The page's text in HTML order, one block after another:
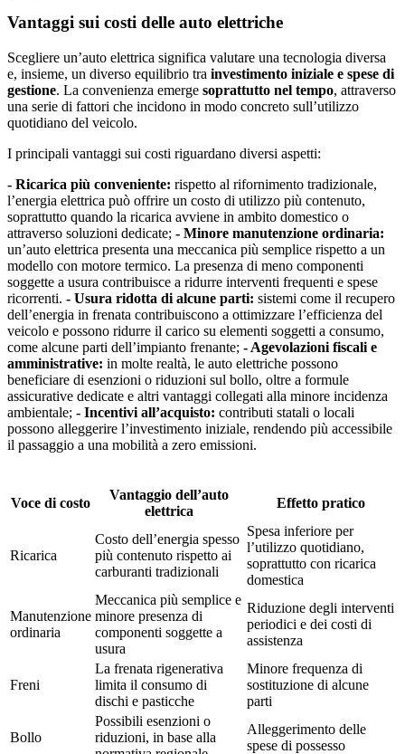
Vantaggi sui costi delle auto elettriche
Scegliere un’auto elettrica significa valutare una tecnologia diversa
e, insieme, un diverso equilibrio tra investimento iniziale e spese di
gestione. La convenienza emerge soprattutto nel tempo, attraverso
una serie di fattori che incidono in modo concreto sull’utilizzo
quotidiano del veicolo.
I principali vantaggi sui costi riguardano diversi aspetti:
- Ricarica più conveniente: rispetto al rifornimento tradizionale,
l’energia elettrica può offrire un costo di utilizzo più contenuto,
soprattutto quando la ricarica avviene in ambito domestico o
attraverso soluzioni dedicate; - Minore manutenzione ordinaria:
un’auto elettrica presenta una meccanica più semplice rispetto a un
modello con motore termico. La presenza di meno componenti
soggette a usura contribuisce a ridurre interventi frequenti e spese
ricorrenti. - Usura ridotta di alcune parti: sistemi come il recupero
dell’energia in frenata contribuiscono a ottimizzare l’efficienza del
veicolo e possono ridurre il carico su elementi soggetti a consumo,
come alcune parti dell’impianto frenante; - Agevolazioni fiscali e
amministrative: in molte realtà, le auto elettriche possono
beneficiare di esenzioni o riduzioni sul bollo, oltre a formule
assicurative dedicate e altri vantaggi collegati alla minore incidenza
ambientale; - Incentivi all’acquisto: contributi statali o locali
possono alleggerire l’investimento iniziale, rendendo più accessibile
il passaggio a una mobilità a zero emissioni.
Voce di costo
Vantaggio dell’auto
elettrica
Effetto pratico
Ricarica
Costo dell’energia spesso
più contenuto rispetto ai
carburanti tradizionali
Spesa inferiore per
l’utilizzo quotidiano,
soprattutto con ricarica
domestica
Manutenzione
ordinaria
Meccanica più semplice e
minore presenza di
componenti soggette a
usura
Riduzione degli interventi
periodici e dei costi di
assistenza
Freni
La frenata rigenerativa
limita il consumo di
dischi e pasticche
Minore frequenza di
sostituzione di alcune
parti
Bollo
Possibili esenzioni o
riduzioni, in base alla
Alleggerimento delle
spese di possesso